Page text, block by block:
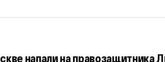
напали на правозащитника